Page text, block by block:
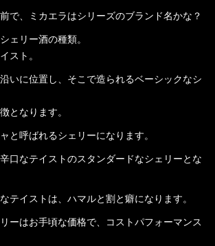
で、ミカエラはシリーズのブランド名かな？
ェリー酒の種類。
スト。
いに位置し、そこで造られるベーシックなシ
となります。
と呼ばれるシェリーになります。
口なテイストのスタンダードなシェリーとな
テイストは、ハマルと割と癖になります。
ーはお手頃な価格で、コストパフォーマンス